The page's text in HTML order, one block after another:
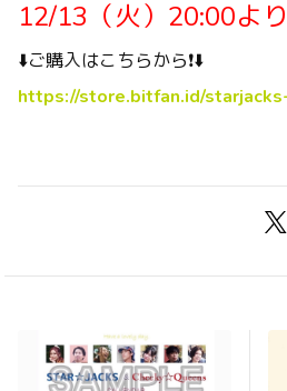
12/13（火）20:00よ
⬇️ご購入はこちらから❗️⬇️
https://store.bitfan.id/